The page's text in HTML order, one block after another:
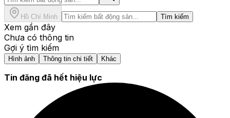
Hồ Chí Minh Tìm kiếm
Xem gần đây
Chưa có thông tin
Gợi ý tìm kiếm
Hình ảnh Thông tin chi tiết Khác
Tin đăng đã hết hiệu lực